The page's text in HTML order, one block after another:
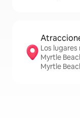
Los
Myrtle
Myrtle